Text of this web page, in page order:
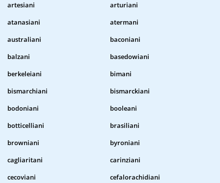
artesiani
arturiani
atanasiani
atermani
australiani
baconiani
balzani
basedowiani
berkeleiani
bimani
bismarchiani
bismarckiani
bodoniani
booleani
botticelliani
brasiliani
browniani
byroniani
cagliaritani
carinziani
cecoviani
cefalorachidiani